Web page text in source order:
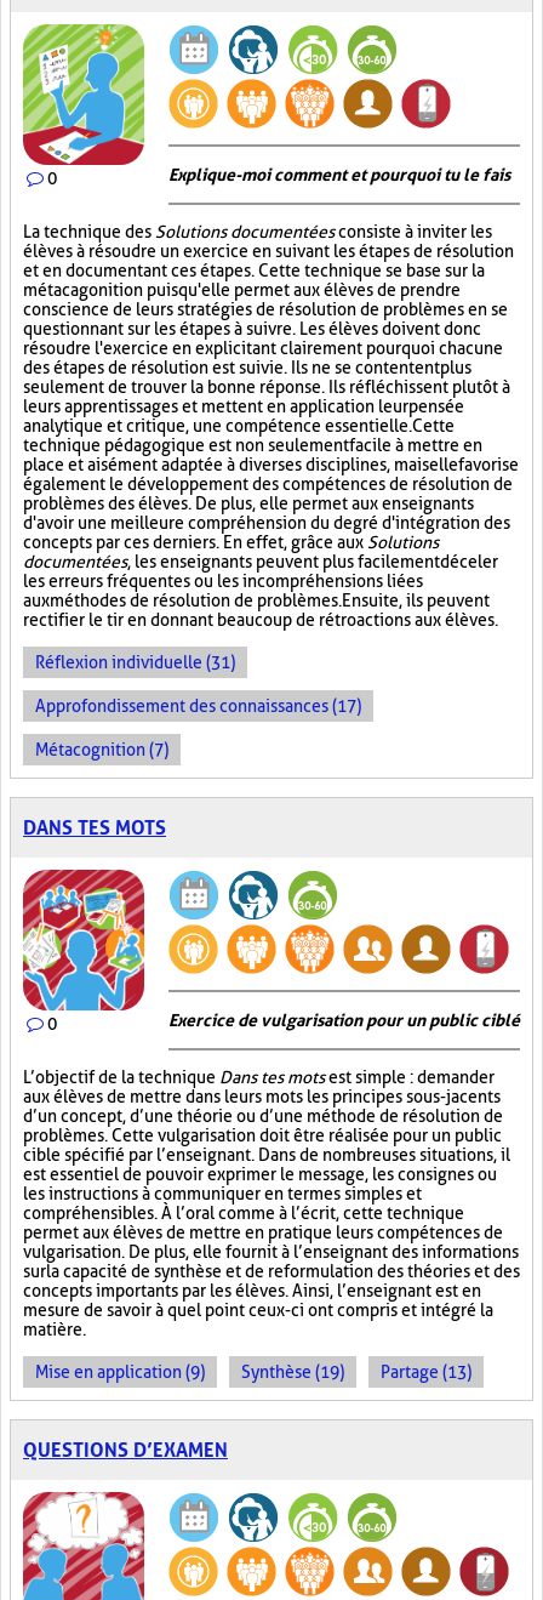
0 Explique-moi comment et pourquoi tu le fais
La technique des Solutions documentéesconsiste à inviter les
élèves à résoudre un exercice en suivant les étapes de résolution
et en documentant ces étapes. Cette technique se base sur la
métacagonition puisqu'elle permet aux élèves de prendre
conscience de leurs stratégies de résolution de problèmes en se
questionnant sur les étapes à suivre. Les élèves doivent donc
résoudre l'exercice en explicitant clairement pourquoi chacune
des étapes de résolution est suivie. Ils ne se contentent plus
seulement de trouver la bonne réponse. Ils réfléchissent plutôt à
leurs apprentissages et mettent en application leur pensée
analytique et critique, une compétence essentielle. Cette
technique pédagogique est non seulement facile à mettre en
place et aisément adaptée à diverses disciplines, mais elle favorise
également le développement des compétences de résolution de
problèmes des élèves. De plus, elle permet aux enseignants
d'avoir une meilleure compréhension du degré d'intégration des
concepts par ces derniers. En effet, grâce aux Solutions
documentées, les enseignants peuvent plus facilement déceler
les erreurs fréquentes ou les incompréhensions liées
aux méthodes de résolution de problèmes. Ensuite, ils peuvent
rectifier le tir en donnant beaucoup de rétroactions aux élèves.
Réflexion individuelle (31)
Approfondissement des connaissances (17)
Métacognition (7)
DANS TES MOTS
0 Exercice de vulgarisation pour un public ciblé
L’objectif de la technique Dans tes motsest simple : demander
aux élèves de mettre dans leurs mots les principes sous-jacents
d’un concept, d’une théorie ou d’une méthode de résolution de
problèmes. Cette vulgarisation doit être réalisée pour un public
cible spécifié par l’enseignant. Dans de nombreuses situations, il
est essentiel de pouvoir exprimer le message, les consignes ou
les instructions à communiquer en termes simples et
compréhensibles. À l’oral comme à l’écrit, cette technique
permet aux élèves de mettre en pratique leurs compétences de
vulgarisation. De plus, elle fournit à l’enseignant des informations
sur la capacité de synthèse et de reformulation des théories et des
concepts importants par les élèves. Ainsi, l’enseignant est en
mesure de savoir à quel point ceux-ci ont compris et intégré la
matière.
Mise en application (9) Synthèse (19) Partage (13)
QUESTIONS D’EXAMEN